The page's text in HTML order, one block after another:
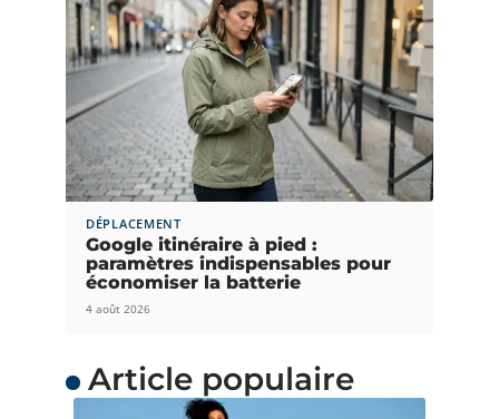
DÉPLACEMENT
Google itinéraire à pied :
paramètres indispensables pour
économiser la batterie
4 août 2026
Article populaire